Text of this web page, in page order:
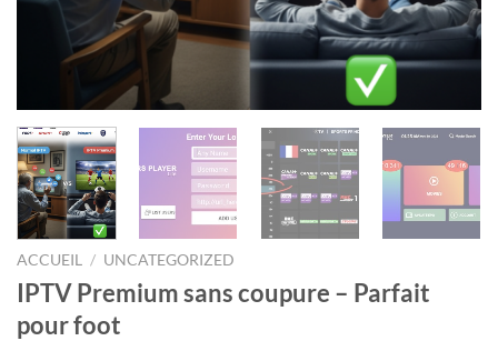
ACCUEIL / UNCATEGORIZED
IPTV Premium sans coupure – Parfait
pour foot